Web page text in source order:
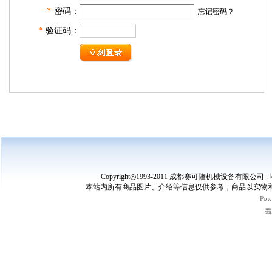
* 密码： 忘记密码？
* 验证码：
Copyright◎1993-2011 成都赛可隆机械设备有限公司
本站内所有商品图片、介绍等信息仅供参考，商品以实